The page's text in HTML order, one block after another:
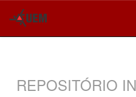
REPOSITÓRIO